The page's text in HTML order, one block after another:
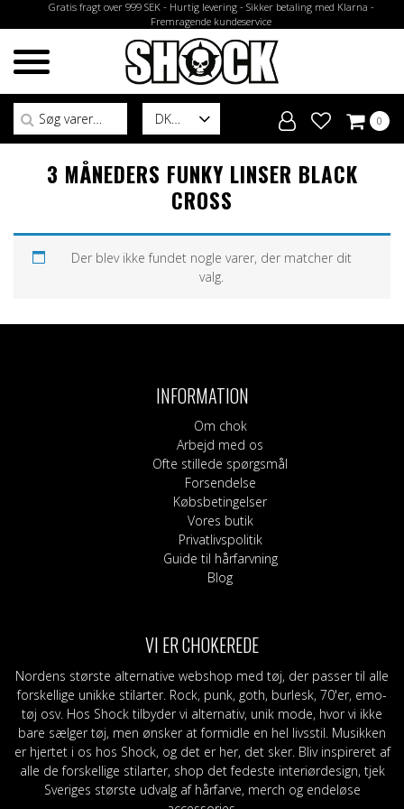
Gratis fragt over 999 SEK - Hurtig levering - Sikker betaling med Klarna -
Fremragende kundeservice
DK
Søg efter:
0
3 MÅNEDERS FUNKY LINSER BLACK
CROSS
Der blev ikke fundet nogle varer, der matcher dit
valg.
INFORMATION
Om chok
Arbejd med os
Ofte stillede spørgsmål
Forsendelse
Købsbetingelser
Vores butik
Privatlivspolitik
Guide til hårfarvning
Blog
VI ER CHOKEREDE
Nordens største alternative webshop med tøj, der passer til alle
forskellige unikke stilarter. Rock, punk, goth, burlesk, 70'er, emo-
tøj osv. Hos Shock tilbyder vi alternativ, unik mode, hvor vi ikke
bare sælger tøj, men ønsker at formidle en hel livsstil. Musikken
er hjertet i os hos Shock, og det er her, det sker. Bliv inspireret af
alle de forskellige stilarter, shop det fedeste interiørdesign, tjek
Sveriges største udvalg af hårfarve, merch og endeløse